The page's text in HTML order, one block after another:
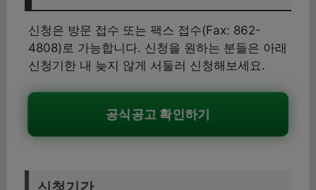
신청은 방문 접수 또는 팩스 접수(Fax: 862-
4808)로 가능합니다. 신청을 원하는 분들은 아래
신청기한 내 늦지 않게 서둘러 신청해보세요.
공식공고 확인하기